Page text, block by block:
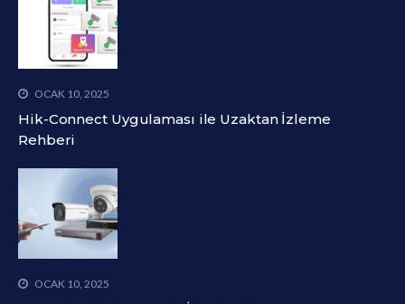
OCAK 10, 2025
Hik-Connect Uygulaması ile Uzaktan İzleme
Rehberi
OCAK 10, 2025